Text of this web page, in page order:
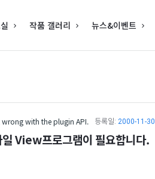
작품 갤러리 뉴스&이벤트
with the plugin API. 등록일: 2000-11-30
View프로그램이 필요합니다.